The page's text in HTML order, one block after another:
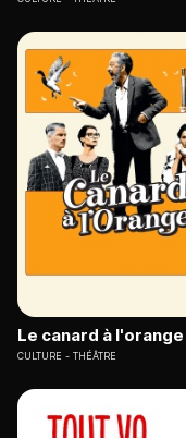
Le canard à l'orange
CULTURE THÉÂTRE